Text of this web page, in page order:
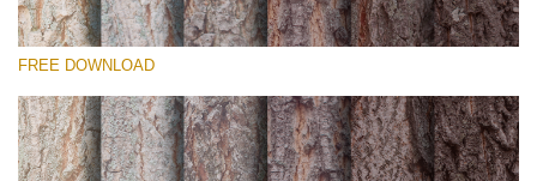
Lütfen seçin
Small 800*533px
Natural Tree
FREE DOWNLOAD